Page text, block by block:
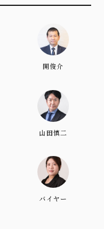
開俊介
山田慎二
バイヤー